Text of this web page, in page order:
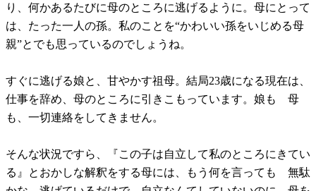
り、何かあるたびに母のところに逃げるように。母にとって
は、たった一人の孫。私のことを“かわいい孫をいじめる母
親”とでも思っているのでしょうね。
すぐに逃げる娘と、甘やかす祖母。結局23歳になる現在は、
仕事を辞め、母のところに引きこもっています。娘も 母
も、一切連絡をしてきません。
そんな状況ですら、『この子は自立して私のところにきてい
る』とおかしな解釈をする母には、もう何を言っても 無駄